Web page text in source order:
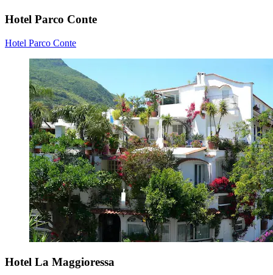
Hotel Parco Conte
Hotel Parco Conte
Hotel La Maggioressa